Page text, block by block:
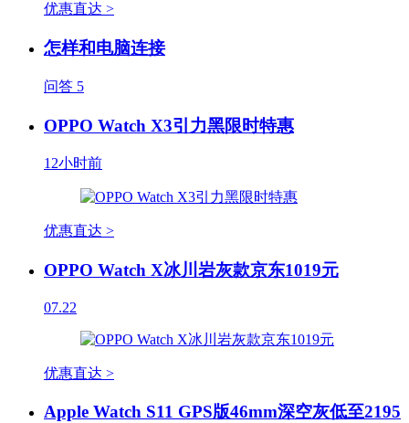
优惠直达 >
怎样和电脑连接
问答 5
OPPO Watch X3引力黑限时特惠
12小时前
优惠直达 >
OPPO Watch X冰川岩灰款京东1019元
07.22
优惠直达 >
Apple Watch S11 GPS版46mm深空灰低至2195